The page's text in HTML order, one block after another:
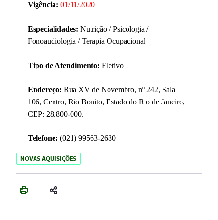
Vigência: 01/11/2020
Especialidades: Nutrição / Psicologia /
Fonoaudiologia / Terapia Ocupacional
Tipo de Atendimento: Eletivo
Endereço: Rua XV de Novembro, nº 242, Sala
106, Centro, Rio Bonito, Estado do Rio de Janeiro,
CEP: 28.800-000.
Telefone: (021) 99563-2680
NOVAS AQUISIÇÕES